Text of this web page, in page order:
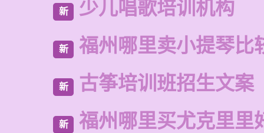
新 少儿唱歌培训机构
新 福州哪里卖小提琴比
新 古筝培训班招生文案
新 福州哪里买尤克里里